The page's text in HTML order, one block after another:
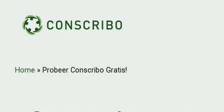
Home » Probeer Conscribo Gratis!